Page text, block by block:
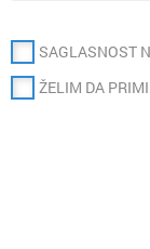
SAGLASNOST
ŽELIM DA